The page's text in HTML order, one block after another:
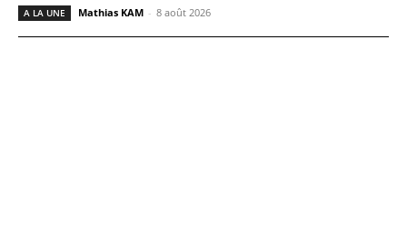
A LA UNE Mathias KAM - 8 août 2026